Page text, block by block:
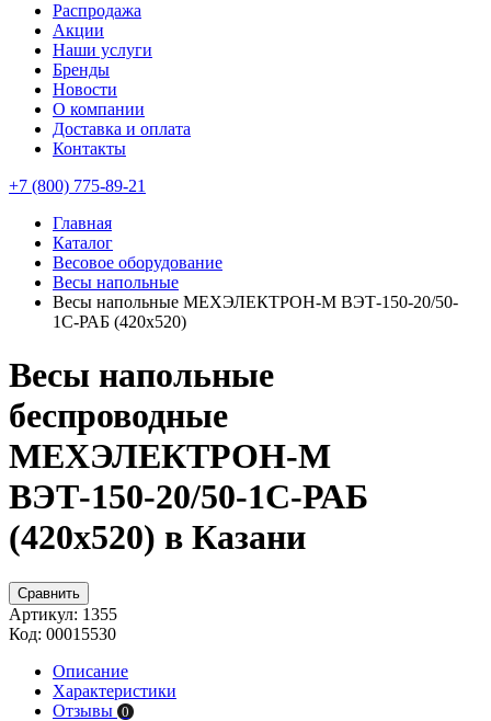
Распродажа
Акции
Наши услуги
Бренды
Новости
О компании
Доставка и оплата
Контакты
+7 (800) 775-89-21
Главная
Каталог
Весовое оборудование
Весы напольные
Весы напольные МЕХЭЛЕКТРОН-М ВЭТ-150-20/50-
1С-РАБ (420х520)
Весы напольные
беспроводные
МЕХЭЛЕКТРОН-М
ВЭТ-150-20/50-1С-РАБ
(420х520) в Казани
Сравнить
Артикул: 1355
Код: 00015530
Описание
Характеристики
Отзывы 0